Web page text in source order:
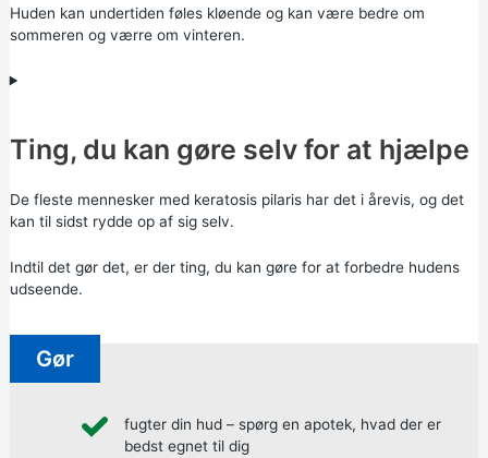
Huden kan undertiden føles kløende og kan være bedre om
sommeren og værre om vinteren.
Ting, du kan gøre selv for at hjælpe
De fleste mennesker med keratosis pilaris har det i årevis, og det
kan til sidst rydde op af sig selv.
Indtil det gør det, er der ting, du kan gøre for at forbedre hudens
udseende.
Gør
fugter din hud – spørg en apotek, hvad der er
bedst egnet til dig